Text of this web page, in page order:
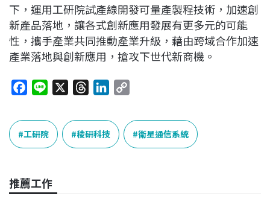
下，運用工研院試產線開發可量產製程技術，加速創
新產品落地，讓各式創新應用發展有更多元的可能
性，攜手產業共同推動產業升級，藉由跨域合作加速
產業落地與創新應用，搶攻下世代新商機。
c
e
b
o
k
n
e
r
e
a
n
k
e
n
p
y
L
k
工研院 稜研科技 衛星通信系統
推薦工作